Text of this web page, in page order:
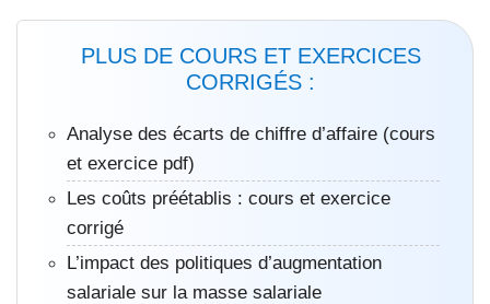
PLUS DE COURS ET EXERCICES
CORRIGÉS :
Analyse des écarts de chiffre d’affaire (cours
et exercice pdf)
Les coûts préétablis : cours et exercice
corrigé
L’impact des politiques d’augmentation
salariale sur la masse salariale